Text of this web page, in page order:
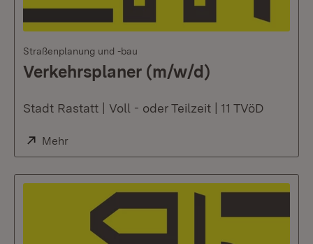
Straßenplanung und -bau
Verkehrsplaner (m/w/d)
Stadt Rastatt | Voll - oder Teilzeit | 11 TVöD
Extern:
Mehr(Öffnet in neuem Fenster)